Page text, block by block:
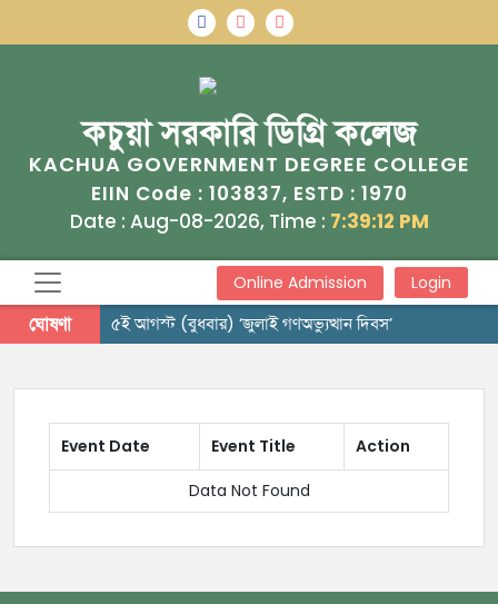
কচুয়া সরকারি ডিগ্রি কলেজ
KACHUA GOVERNMENT DEGREE COLLEGE
EIIN Code : 103837, ESTD : 1970
Date : Aug-08-2026, Time : 7:39:12 PM
Online Admission Login
ঘোষণা ৫ই আগস্ট (বুধবার) ‘জুলাই গণঅভ্যুত্থান দিবস’
Event Date Event Title
Action
Data Not Found